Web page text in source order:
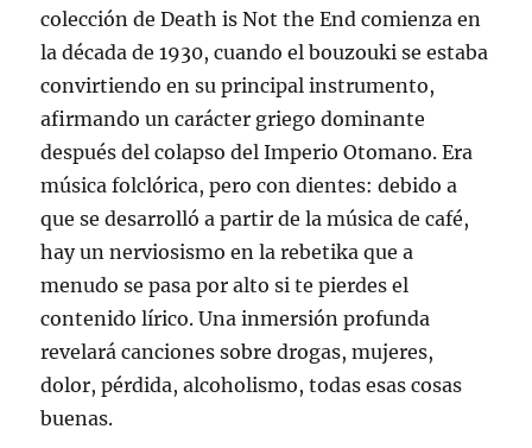
colección de Death is Not the End comienza en
la década de 1930, cuando el bouzouki se estaba
convirtiendo en su principal instrumento,
afirmando un carácter griego dominante
después del colapso del Imperio Otomano. Era
música folclórica, pero con dientes: debido a
que se desarrolló a partir de la música de café,
hay un nerviosismo en la rebetika que a
menudo se pasa por alto si te pierdes el
contenido lírico. Una inmersión profunda
revelará canciones sobre drogas, mujeres,
dolor, pérdida, alcoholismo, todas esas cosas
buenas.